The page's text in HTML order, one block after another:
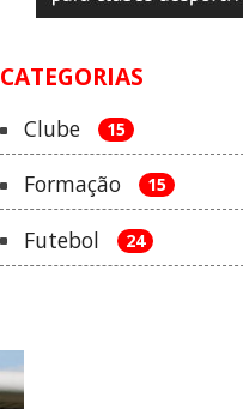
CATEGORIAS
Clube 15
Formação 15
Futebol 24